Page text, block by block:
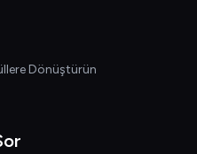
Dönüştürün